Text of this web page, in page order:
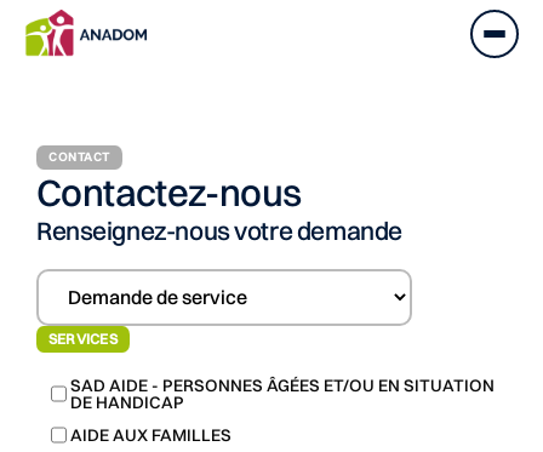
CONTACT
Contactez-nous
Renseignez-nous votre demande
SERVICES
SAD AIDE - PERSONNES ÂGÉES ET/OU EN SITUATION
DE HANDICAP
AIDE AUX FAMILLES